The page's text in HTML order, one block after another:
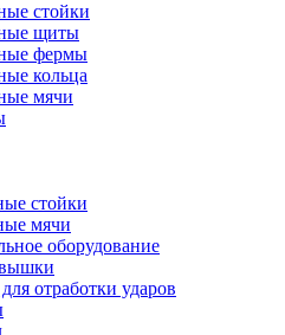
стойки
щиты
фермы
кольца
мячи
стойки
мячи
оборудование
отработки ударов